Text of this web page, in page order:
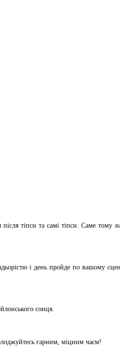
тіпси та самі тіпси. Саме тому
і день пройде по вашому
сонця.
гарним, міцним чаєм!